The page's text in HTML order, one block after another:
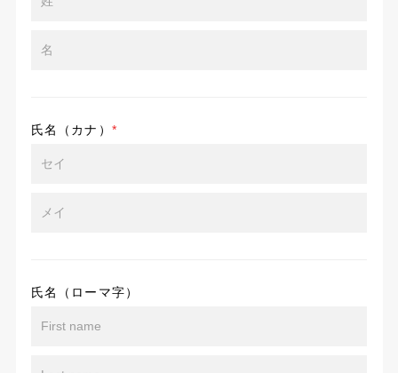
氏名（カナ） *
氏名（ローマ字）